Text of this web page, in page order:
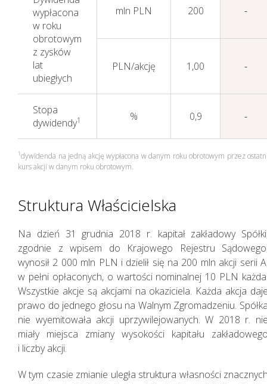
wypłacona
w roku
obrotowym
z zysków
lat
ubiegłych
mln PLN 200 -
PLN/akcję 1,00 -
Stopa
dywidendy1 % 0,9 -
1dywidenda na jedną akcję wypłacona w danym roku obrotowym przez
kurs akcji w danym roku obrotowym.
Struktura Właścicielska
Na dzień 31 grudnia 2018 r. kapitał zakładowy
zgodnie z wpisem do Krajowego Rejestru
wynosił 2 000 mln PLN i dzielił się na 200 mln akcji serii
w pełni opłaconych, o wartości nominalnej 10 PLN
Wszystkie akcje są akcjami na okaziciela. Każda akcja
prawo do jednego głosu na Walnym Zgromadzeniu.
nie wyemitowała akcji uprzywilejowanych. W 2018 r.
miały miejsca zmiany wysokości kapitału
i liczby akcji.
W tym czasie zmianie uległa struktura własności